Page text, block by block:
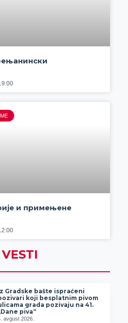
и примењене
Gradske bašte ispraćeni
koji besplatnim pivom
grada pozivaju na 41.
piva“
avgust 2026.